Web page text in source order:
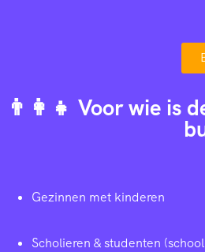
👨‍👩‍👧 Voor wie is
Gezinnen met kinderen
Scholieren & studenten